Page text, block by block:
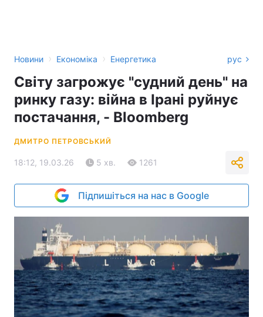
Новини › Економіка › Енергетика рус
Світу загрожує "судний день" на
ринку газу: війна в Ірані руйнує
постачання, - Bloomberg
ДМИТРО ПЕТРОВСЬКИЙ
18:12, 19.03.26 5 хв. 1261
Підпишіться на нас в Google